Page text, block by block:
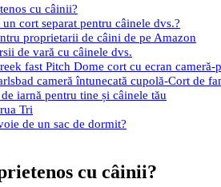
cu câinii?
cort separat pentru câinele dvs.?
proprietarii de câini de pe Amazon
de vară cu câinele dvs.
fast Pitch Dome cort cu ecran
cameră întunecată cupolă-Cort de
iarnă pentru tine și câinele tău
Tri
de un sac de dormit?
cu câinii?